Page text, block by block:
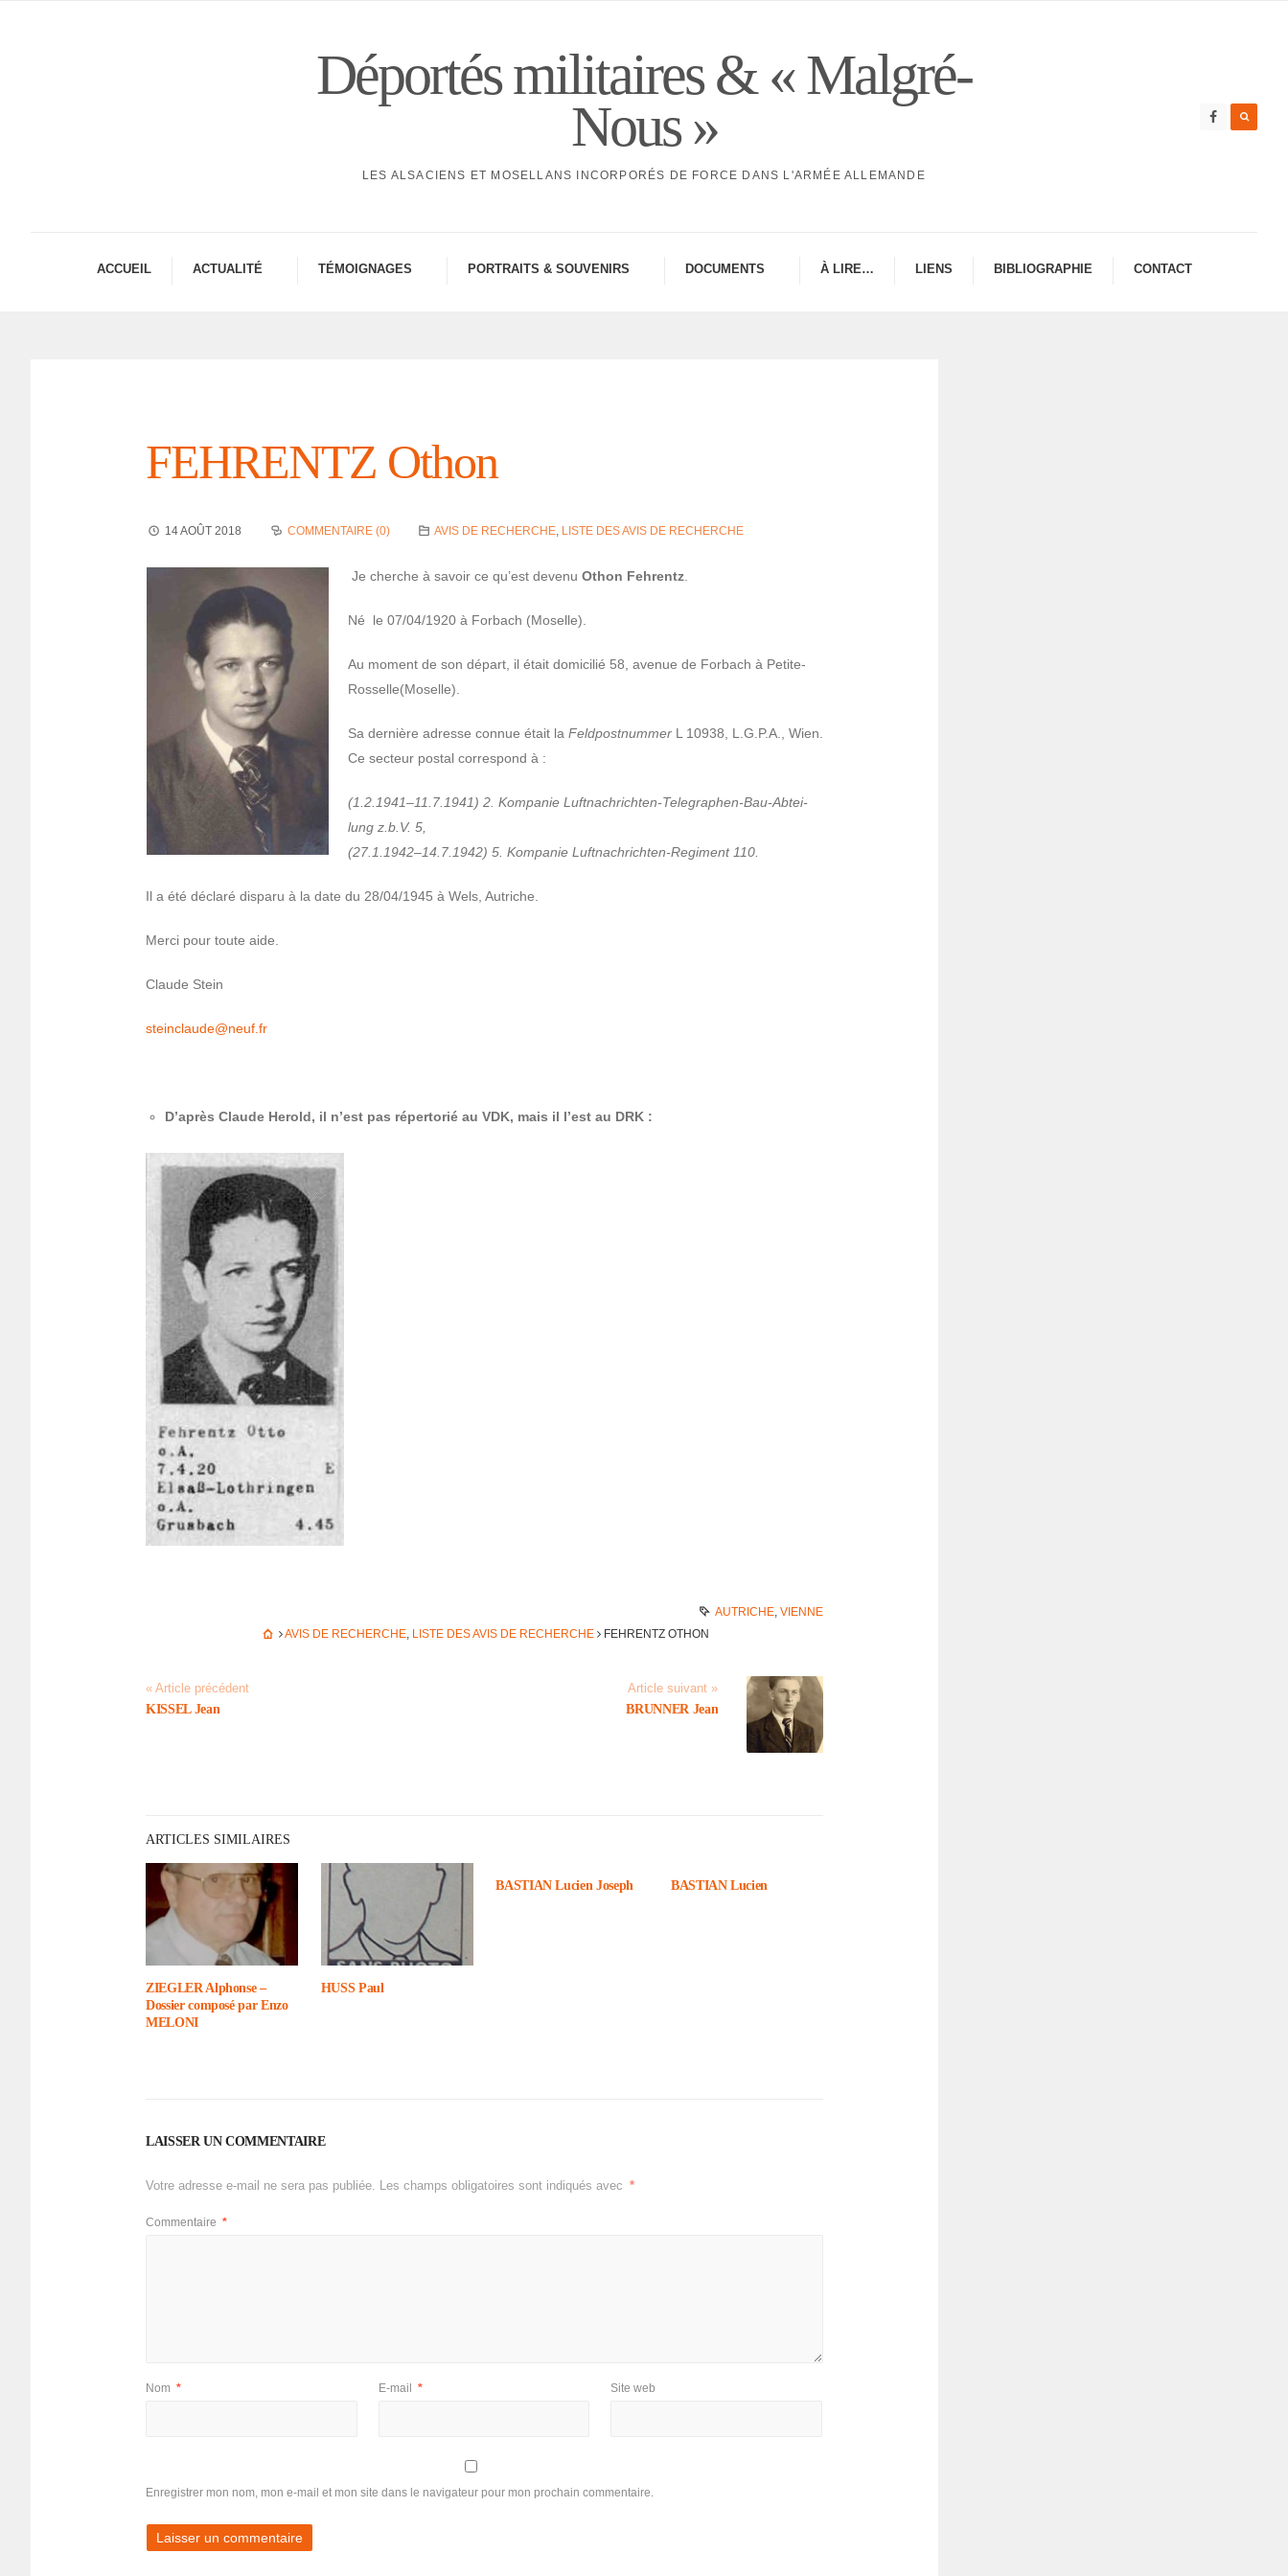
Déportés militaires & « Malgré-
Nous »
LES ALSACIENS ET MOSELLANS INCORPORÉS DE FORCE DANS L'ARMÉE ALLEMANDE
ACCUEIL ACTUA­LITÉ TÉMOI­GNAGES PORTRAITS & SOUVE­NIRS DOCU­MENTS À LIRE… LIENS BIBLIO­GRA­PHIE CONTAC­­T
FEHRENTZ Othon
14 AOÛT 2018 COMMENTAIRE (0) AVIS DE RECHERCHE, LISTE DES AVIS DE RECHERCHE
Je cherche à savoir ce qu’est devenu Othon Fehrentz
Né le 07/04/1920 à Forbach (Moselle).
Au moment de son départ, il était‌ domi­ci­lié 58, avenue de Forbach à Petite-
Rosselle(Moselle).
Sa dernière adresse connue était la Feld­post­num­mer L 10938, L.G.P.A., Wien.
Ce secteur postal corres­pond à :
(1.2.1941–11.7.1941) 2. Kompa­nie Luft­na­chrich­ten-Tele­gra­phen-Bau-Abtei­
lung z.b.V. 5,
(27.1.1942–14.7.1942) 5. Kompa­nie Luft­na­chrich­ten-Regi­ment 110.
Il a été déclaré disparu à la date du 28/04/1945 à Wels, Autriche.
Merci pour toute aide.
Claude Stein
stein­clau­de@­neuf.fr
D’après Claude Herold, il n’est pas réper­to­rié au VDK, mais il l’est au DRK :
AUTRICHE,VIENNE
AVIS DE RECHERCHE, LISTE DES AVIS DE RECHERCHE FEHRENTZ OTHON
« Article précédent
KISSEL Jean
Article suivant »
BRUNNER Jean
ARTICLES SIMILAIRES
ZIEGLER Alphonse –
Dossier composé par Enzo
MELONI
HUSS Paul
BASTIAN Lucien Joseph BASTIAN Lucien
LAISSER UN COMMENTAIRE
Votre adresse e-mail ne sera pas publiée. Les champs obligatoires sont indiqués avec *
Commentaire *
Nom * E-mail * Site web
Enregistrer mon nom, mon e-mail et mon site dans le navigateur pour mon prochain commentaire.